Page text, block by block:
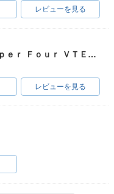
レビューを見る
ＣＢ４００Ｓｕｐｅｒ Ｆｏｕｒ ＶＴＥＣ ＳＰＥＣ３
レビューを見る